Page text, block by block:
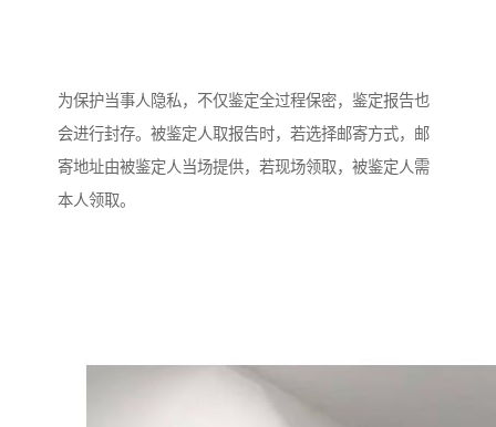
为保护当事人隐私，不仅鉴定全过程保密，鉴定报告也
会进行封存。被鉴定人取报告时，若选择邮寄方式，邮
寄地址由被鉴定人当场提供，若现场领取，被鉴定人需
本人领取。